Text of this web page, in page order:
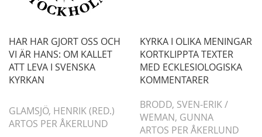
HAR HAR GJORT OSS OCH
VI ÄR HANS: OM KALLET
ATT LEVA I SVENSKA
KYRKAN
GLAMSJÖ, HENRIK (RED.)
ARTOS PER ÅKERLUND
KYRKA I OLIKA MENINGAR
KORTKLIPPTA TEXTER
MED ECKLESIOLOGISKA
KOMMENTARER
BRODD, SVEN-ERIK/
WEMAN, GUNNA
ARTOS PER ÅKERLUND